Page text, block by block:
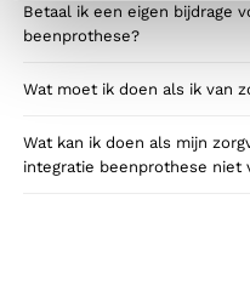
Betaal ik een eigen bijdrage
beenprothese?
Wat moet ik doen als ik van
Wat kan ik doen als mijn
integratie beenprothese